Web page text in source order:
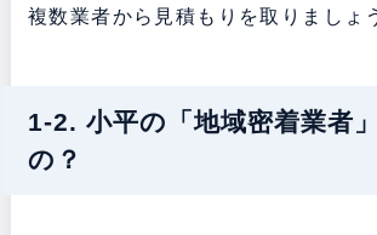
複数業者から見積もりを取りましょ
1-2. 小平の「地域密着業者
の？